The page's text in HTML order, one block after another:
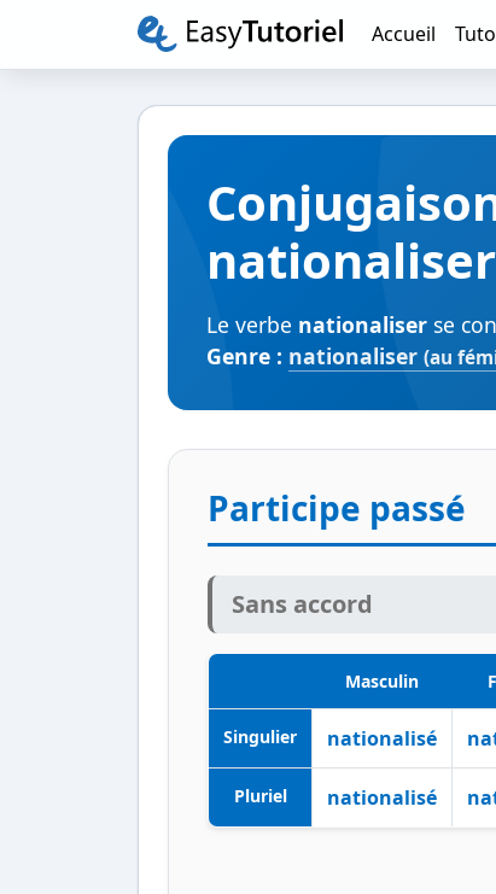
Accueil
nationaliser
Le verbe nationaliser se
Genre : nationaliser (au
Participe passé
Sans accord
Masculin
Singulier nationalisé
Pluriel nationalisé